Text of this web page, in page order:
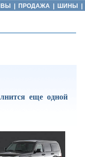
ПРОДАЖА ШИНЫ
еще одной